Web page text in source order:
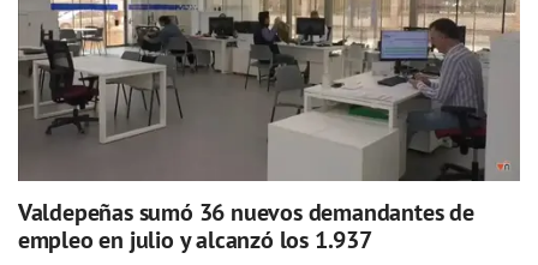
Valdepeñas sumó 36 nuevos demandantes de
empleo en julio y alcanzó los 1.937